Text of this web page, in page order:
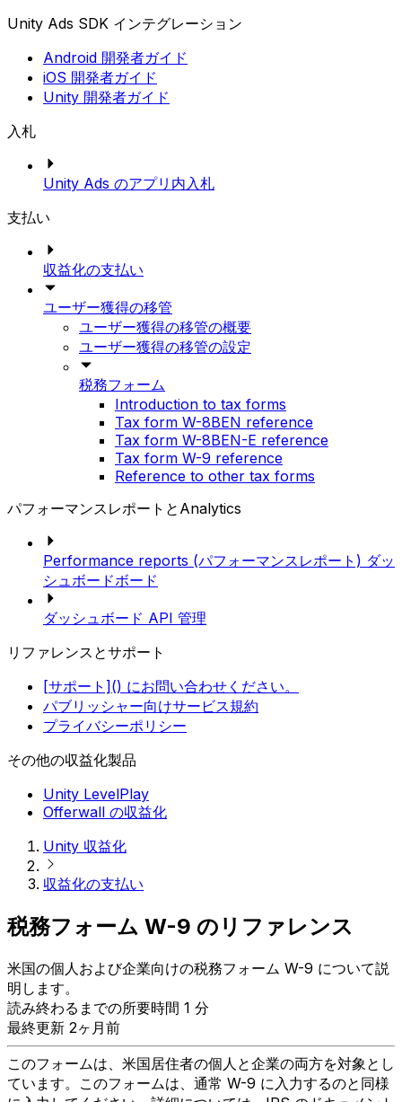
Unity Ads SDK インテグレーション
Android 開発者ガイド
iOS 開発者ガイド
Unity 開発者ガイド
入札
Unity Ads のアプリ内入札
支払い
収益化の支払い
ユーザー獲得の移管
ユーザー獲得の移管の概要
ユーザー獲得の移管の設定
税務フォーム
Introduction to tax forms
Tax form W-8BEN reference
Tax form W-8BEN-E reference
Tax form W-9 reference
Reference to other tax forms
パフォーマンスレポートとAnalytics
Performance reports (パフォーマンスレポート) ダッ
シュボードボード
ダッシュボード API 管理
リファレンスとサポート
[サポート]() にお問い合わせください。
パブリッシャー向けサービス規約
プライバシーポリシー
その他の収益化製品
Unity LevelPlay
Offerwall の収益化
Unity 収益化
収益化の支払い
税務フォーム W-9 のリファレンス
米国の個人および企業向けの税務フォーム W-9 について説
明します。
読み終わるまでの所要時間 1 分
最終更新 2ヶ月前
このフォームは、米国居住者の個人と企業の両方を対象とし
ています。このフォームは、通常 W-9 に入力するのと同様